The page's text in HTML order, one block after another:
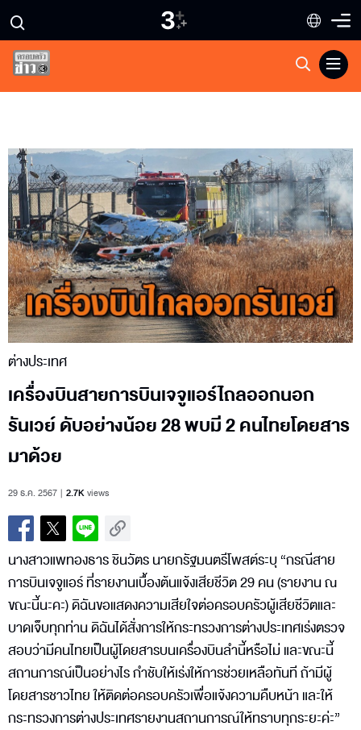
ต่างประเทศ
เครื่องบินสายการบินเจจูแอร์ไถลออกนอก
รันเวย์ ดับอย่างน้อย 28 พบมี 2 คนไทยโดยสาร
มาด้วย
29 ธ.ค. 2567 2.7Kviews
นางสาวแพทองธาร ชินวัตร นายกรัฐมนตรีโพสต์ระบุ “กรณีสาย
การบินเจจูแอร์ ที่รายงานเบื้องต้นแจ้งเสียชีวิต 29 คน (รายงาน ณ
ขณะนี้นะคะ) ดิฉันขอแสดงความเสียใจต่อครอบครัวผู้เสียชีวิตและ
บาดเจ็บทุกท่าน ดิฉันได้สั่งการให้กระทรวงการต่างประเทศเร่งตรวจ
สอบว่ามีคนไทยเป็นผู้โดยสารบนเครื่องบินลำนี้หรือไม่ และขณะนี้
สถานการณ์เป็นอย่างไร กำชับให้เร่งให้การช่วยเหลือทันที ถ้ามีผู้
โดยสารชาวไทย ให้ติดต่อครอบครัวเพื่อแจ้งความคืบหน้า และให้
กระทรวงการต่างประเทศรายงานสถานการณ์ให้ทราบทุกระยะค่ะ”